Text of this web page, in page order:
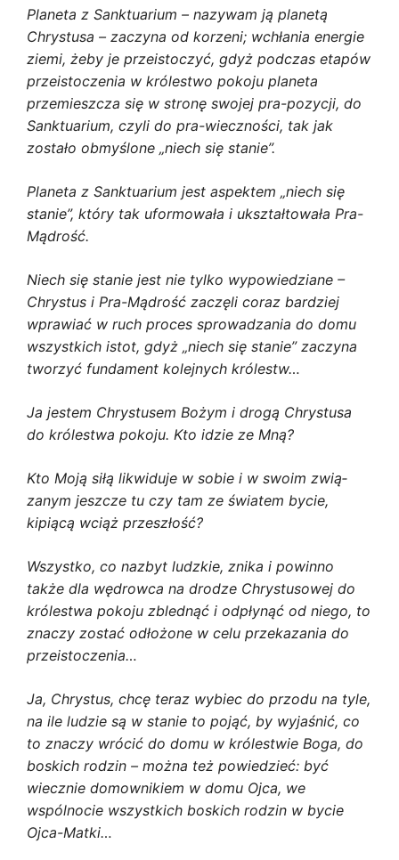
Planeta z Sanktuarium – nazywam ją planetą
Chrystusa – zaczyna od korzeni; wchłania ener­gie
ziemi, żeby je przeistoczyć, gdyż podczas etapów
przeistoczenia w królestwo pokoju pla­neta
przemieszcza się w stronę swojej pra-pozy­cji, do
Sanktuarium, czyli do pra-wieczności, tak jak
zostało obmyślone „niech się stanie”.
Planeta z Sanktuarium jest aspektem „niech się
stanie”, który tak uformowała i ukształtowała Pra-
Mądrość.
Niech się stanie jest nie tylko wypowiedziane –
Chrystus i Pra-Mądrość zaczęli coraz bardziej
wprawiać w ruch proces sprowadzania do domu
wszystkich istot, gdyż „niech się stanie” zaczyna
tworzyć fundament kolejnych królestw…
Ja jestem Chrystusem Bożym i drogą Chrystusa
do królestwa pokoju. Kto idzie ze Mną?
Kto Moją siłą likwiduje w sobie i w swoim zwią­
zanym jeszcze tu czy tam ze światem bycie,
kipiącą wciąż przeszłość?
Wszystko, co nazbyt ludzkie, znika i powinno
także dla wędrowca na drodze Chrystusowej do
królestwa pokoju zblednąć i odpłynąć od niego, to
znaczy zostać odłożone w celu przekazania do
przeistoczenia…
Ja, Chrystus, chcę teraz wybiec do przodu na tyle,
na ile ludzie są w stanie to pojąć, by wyja­śnić, co
to znaczy wrócić do domu w królestwie Boga, do
boskich rodzin – można też powie­dzieć: być
wiecznie domownikiem w domu Ojca, we
wspólnocie wszystkich boskich rodzin w bycie
Ojca-Matki…